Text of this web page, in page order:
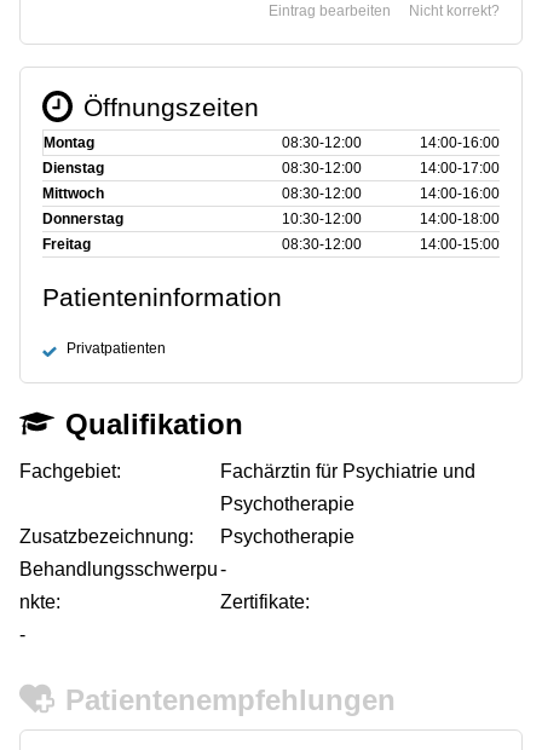
Nicht korrekt?
Eintrag bearbeiten
Öffnungszeiten
Montag 08:30‑12:00
14:00‑16:00
Dienstag
08:30‑12:00
14:00‑17:00
Mittwoch
08:30‑12:00
14:00‑16:00
Donnerstag
10:30‑12:00
14:00‑18:00
Freitag
08:30‑12:00 14:00‑15:00
Patienteninformation
Privatpatienten
Qualifikation
Fachgebiet:
Fachärztin für Psychiatrie und
Psychotherapie
Zusatzbezeichnung:
Psychotherapie
Behandlungsschwerpu
nkte:
-
Zertifikate:
-
Patientenempfehlungen